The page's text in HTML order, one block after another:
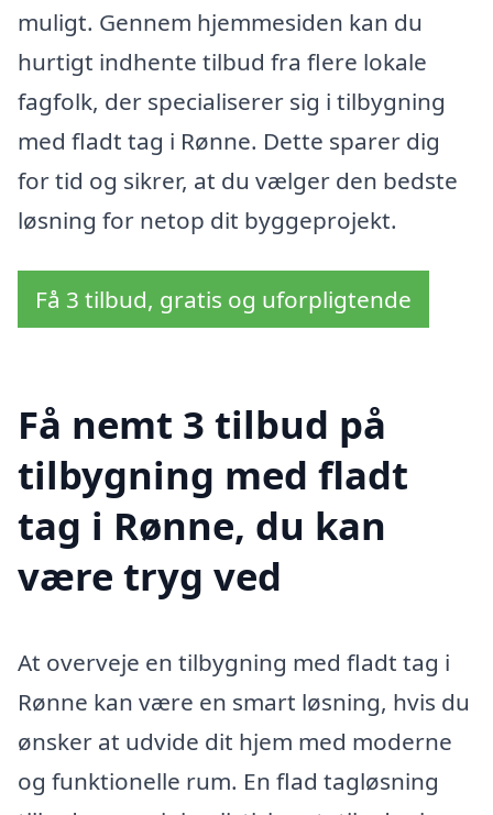
muligt. Gennem hjemmesiden kan du
hurtigt indhente tilbud fra flere lokale
fagfolk, der specialiserer sig i tilbygning
med fladt tag i Rønne. Dette sparer dig
for tid og sikrer, at du vælger den bedste
løsning for netop dit byggeprojekt.
Få 3 tilbud, gratis og uforpligtende
Få nemt 3 tilbud på
tilbygning med fladt
tag i Rønne, du kan
være tryg ved
At overveje en tilbygning med fladt tag i
Rønne kan være en smart løsning, hvis du
ønsker at udvide dit hjem med moderne
og funktionelle rum. En flad tagløsning